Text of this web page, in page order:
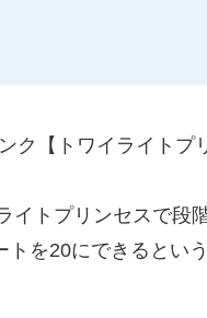
ク【トワイライトプ
イトプリンセスで段
を20にできるとい